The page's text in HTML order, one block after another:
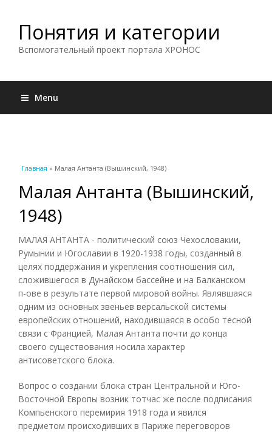
Понятия и категории
Вспомогательный проект портала ХРОНОС
Menu
Вы здесь
Главная » Малая Антанта (Вышинский, 1948)
Малая Антанта (Вышинский,
1948)
МАЛАЯ АНТАНТА - политический союз Чехословакии,
Румынии и Югославии в 1920-1938 годы, созданный в
целях поддержания и укрепления соотношения сил,
сложившегося в Дунайском бассейне и на Балканском
п-ове в результате первой мировой войны. Являвшаяся
одним из основных звеньев версальской системы
европейских отношений, находившаяся в особо тесной
связи с Францией, Малая Антанта почти до конца
своего существования носила характер
антисоветского блока.
Вопрос о создании блока стран Центральной и Юго-
Восточной Европы возник тотчас же после подписания
Компьенского перемирия 1918 года и явился
предметом происходивших в Париже переговоров